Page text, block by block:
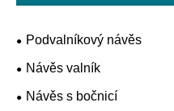
Podvalníkový návěs
Návěs valník
Návěs s bočnicí